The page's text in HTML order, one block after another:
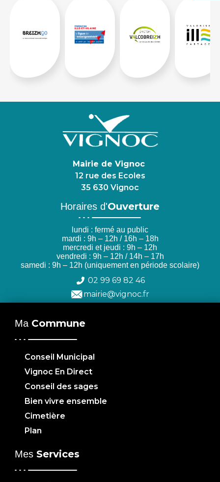
Mairie de Vignoc
12 rue des Ecoles
35 630 Vignoc
Horaires d'Ouverture
lundi : fermé au public
mardi : 9h – 12h / 16h – 18h
mercredi et jeudi : 9h – 12h
vendredi : 9h – 12h / 14h – 17h
samedi : 9h – 12h (uniquement en période scolaire)
02 99 69 82 46
mairie@vignoc.fr
Ma Commune
Conseil Municipal
Vignoc En Direct
Conseil des sages
Bien vivre ensemble
Cimetière
Plan
Mes Services